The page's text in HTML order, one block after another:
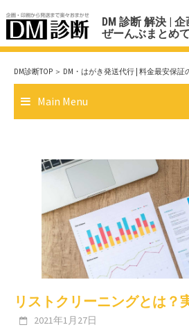
content
DM 診断 解決 |
ぜーんぶまとめ
DM診断TOP ＞ DM・はがき発送代行 | 料金最安保証
Main Menu
リストクリーニングとは？
2021年1月27日